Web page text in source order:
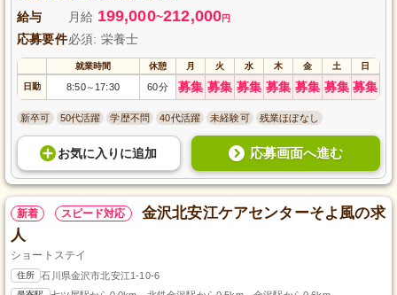
給与 月給 199,000~212,000円
応募要件必須: 栄養士
就業時間 休憩 月 火 水 木 金 土 日
日勤 8:50～ 17:30 60分 募集 募集 募集 募集 募集 募集 募集
新卒可 50代活躍 学歴不問 40代活躍 未経験可 残業ほぼなし
お気に入り に追加 応募画面へ進む
新着 スピード対応
金沢北安江ケアセンターそよ風の求
人
ショートステイ
住所 石川県金沢市北安江1-10-6